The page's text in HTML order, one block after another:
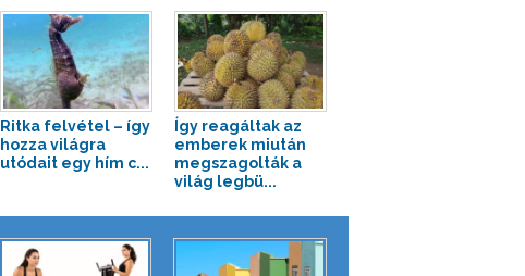
Ritka felvétel – így
hozza világra
utódait egy hím c...
Így reagáltak az
emberek miután
megszagolták a
világ legbü...